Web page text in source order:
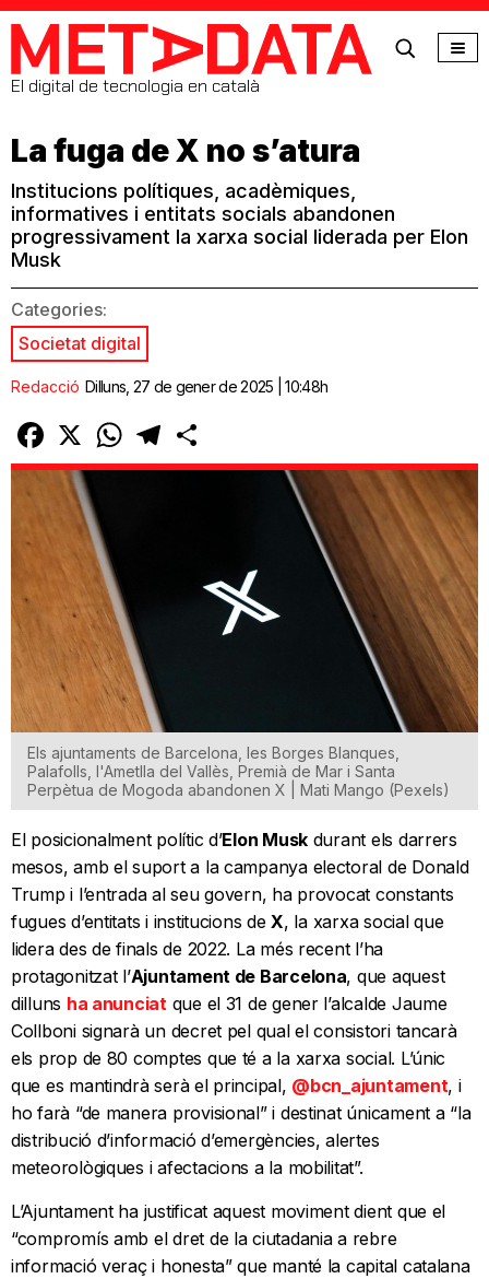
MetaData
El digital de tecnologia en català
La fuga de X no s’atura
Institucions polítiques, acadèmiques,
informatives i entitats socials abandonen
progressivament la xarxa social liderada per Elon
Musk
Categories:
Societat digital
Redacció Dilluns, 27 de gener de 2025 | 10:48h
Facebook
X WhatsAppTelegram
Els ajuntaments de Barcelona, les Borges Blanques,
Palafolls, l'Ametlla del Vallès, Premià de Mar i Santa
Perpètua de Mogoda abandonen X | Mati Mango (Pexels)
El posicionalment polític d’Elon Musk durant els darrers
mesos, amb el suport a la campanya electoral de Donald
Trump i l’entrada al seu govern, ha provocat constants
fugues d’entitats i institucions deX, la xarxa social que
lidera des de finals de 2022. La més recent l’ha
protagonitzat l’Ajuntament de Barcelona, que aquest
dilluns ha anunciatque el 31 de gener l’alcalde Jaume
Collboni signarà un decret pel qual el consistori tancarà
els prop de 80 comptes que té a la xarxa social. L’únic
que es mantindrà serà el principal, @bcn_ajuntament, i
ho farà “de manera provisional” i destinat únicament a “la
distribució d’informació d’emergències, alertes
meteorològiques i afectacions a la mobilitat”.
L’Ajuntament ha justificat aquest moviment dient que el
“compromís amb el dret de la ciutadania a rebre
informació veraç i honesta” que manté la capital catalana